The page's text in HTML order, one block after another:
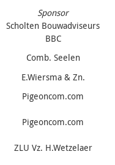
Sponsor
Scholten Bouwadviseurs
BBC
Comb. Seelen
E.Wiersma & Zn.
Pigeoncom.com
Pigeoncom.com
ZLU Vz. H.Wetzelaer